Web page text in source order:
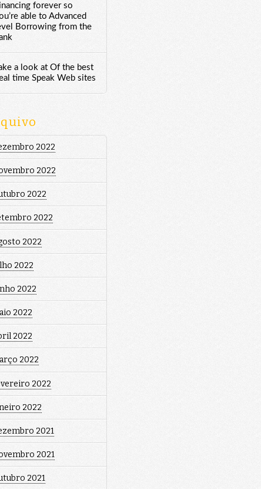
forever so
able to Advanced
Borrowing from the
a look at Of the best
time Speak Web sites
2022
2022
2022
2022
2022
2022
2022
2022
2022
2022
2022
2022
2021
2021
2021